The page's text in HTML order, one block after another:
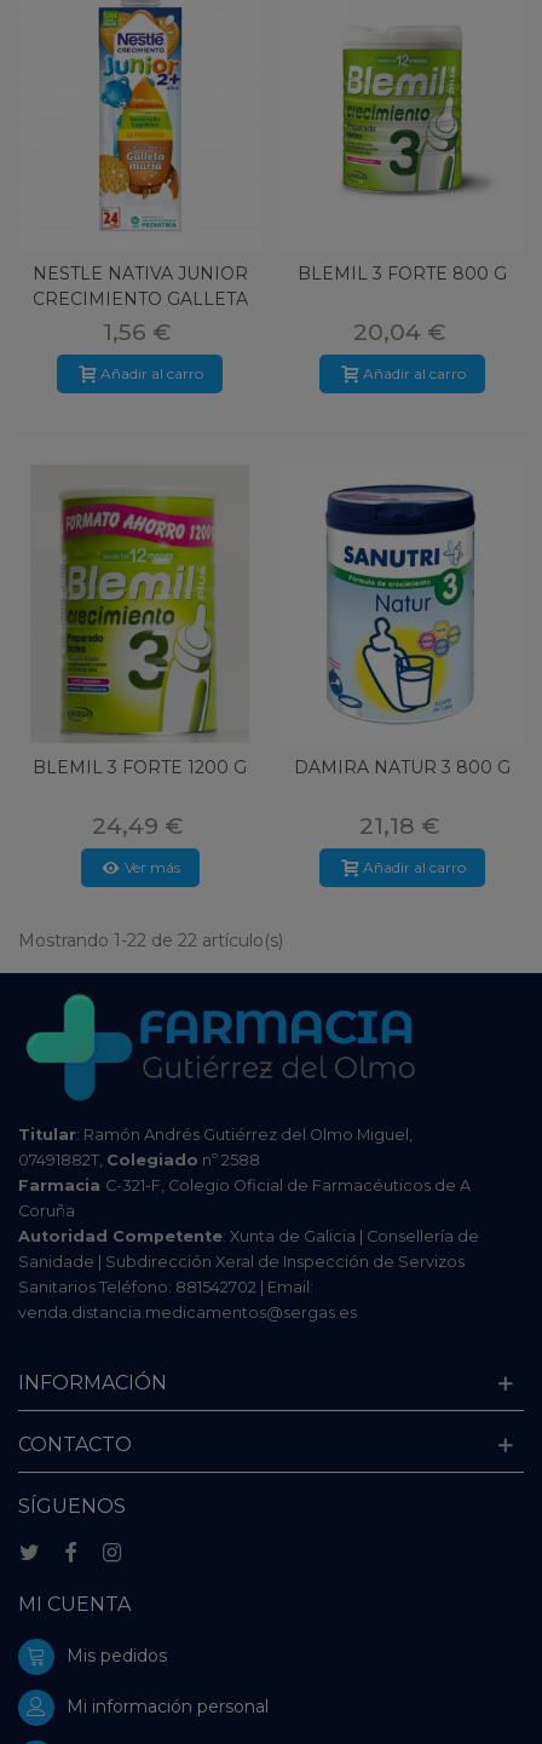
NESTLE NATIVA JUNIOR
CRECIMIENTO GALLETA
1L 3AÑO
1,56 €
Añadir al carro
BLEMIL 3 FORTE 800 G
20,04 €
Añadir al carro
BLEMIL 3 FORTE 1200 G
24,49 €
Ver más
DAMIRA NATUR 3 800 G
21,18 €
Añadir al carro
Mostrando 1-22 de 22 artículo(s)
Titular: Ramón Andrés Gutiérrez del Olmo Miguel,
07491882T, Colegiado nº 2588
Farmacia C-321-F, Colegio Oficial de Farmacéuticos de A
Coruña
Autoridad Competente: Xunta de Galicia | Consellería de
Sanidade | Subdirección Xeral de Inspección de Servizos
Sanitarios Teléfono: 881542702 | Email:
venda.distancia.medicamentos@sergas.es
INFORMACIÓN
CONTACTO
SÍGUENOS
MI CUENTA
Mis pedidos
Mi información personal